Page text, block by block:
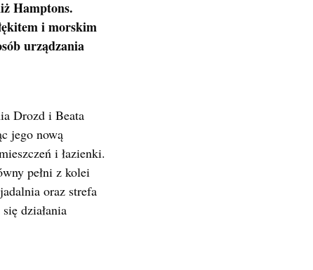
Hamptons.
i morskim
urządzania
Drozd i Beata
jego nową
i łazienki.
pełni z kolei
oraz strefa
działania